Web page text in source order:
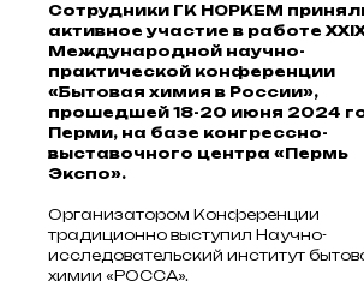
Сотрудники ГК НОРКЕМ
активное участие в работе
Международной научно-
практической конференции
«Бытовая химия в России»,
прошедшей 18-20 июня 2024
Перми, на базе конгрессно-
выставочного центра «Пермь
Экспо».
Организатором Конференции
традиционно выступил Научно-
исследовательский институт
химии «РОССА».